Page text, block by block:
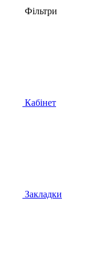
Фільтри
Кабінет
Закладки